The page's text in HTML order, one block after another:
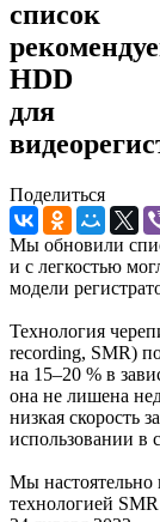
список
HDD
для
Поделиться
Мы обновили
и с легкостью
модели
Технология
recording, SMR)
на 15–20 % в
она не лишена
низкая скорость
использовании в
Мы настоятельно
технологией